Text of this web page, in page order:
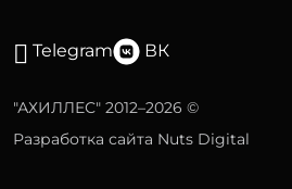
Telegram ВК
"АХИЛЛЕС" 2012–2026 ©
Разработка сайта Nuts Digital